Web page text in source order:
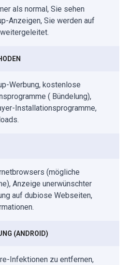
als normal, Sie sehen
Anzeigen, Sie werden auf
Werbung, kostenlose
( Bündelung),
Installationsprogramme,
(mögliche
Anzeige unerwünschter
auf dubiose Webseiten,
(ANDROID)
Infektionen zu entfernen,